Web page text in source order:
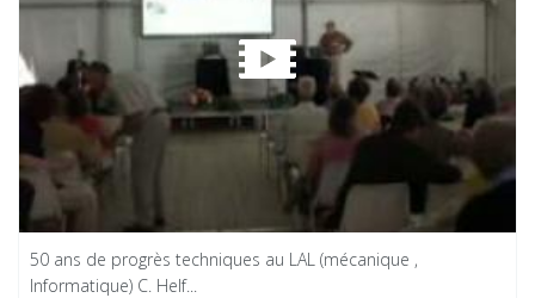
50 ans de progrès techniques au LAL (mécanique ,
Informatique) C. Helf...